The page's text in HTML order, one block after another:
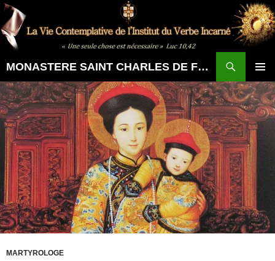
Aller
au
contenu
MONASTERE SAINT CHARLES DE FOUCAULD
MENU
MARTYROLOGE